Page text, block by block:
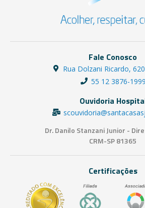
Fale Conosco
Rua Dolzani Ricardo,
55 12 3876-1999
Ouvidoria
Dr. Danilo Stanzani Junior -
CRM-SP 81365
Certificações